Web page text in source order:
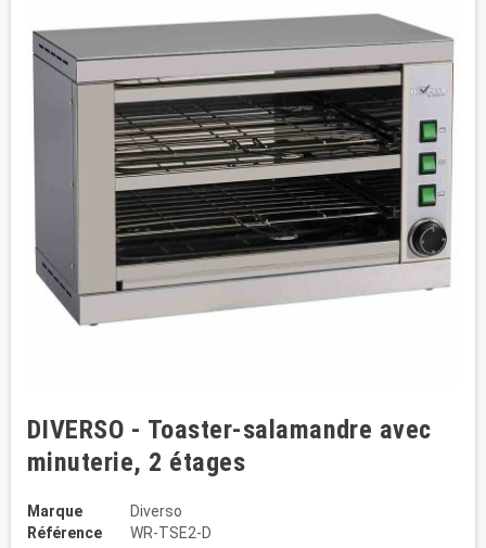
DIVERSO - Toaster-salamandre avec
minuterie, 2 étages
Marque
Diverso
Référence
WR-TSE2-D